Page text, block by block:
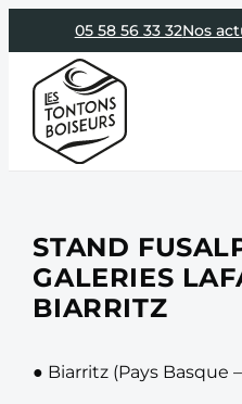
au
contenu
05 58 56 33 32Nos
STAND
GALERIES
BIARRITZ
● Biarritz (Pays Basque